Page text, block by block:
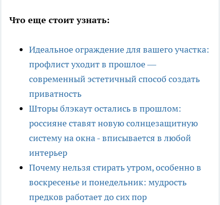
Что еще стоит узнать:
Идеальное ограждение для вашего участка:
профлист уходит в прошлое —
современный эстетичный способ создать
приватность
Шторы блэкаут остались в прошлом:
россияне ставят новую солнцезащитную
систему на окна - вписывается в любой
интерьер
Почему нельзя стирать утром, особенно в
воскресенье и понедельник: мудрость
предков работает до сих пор